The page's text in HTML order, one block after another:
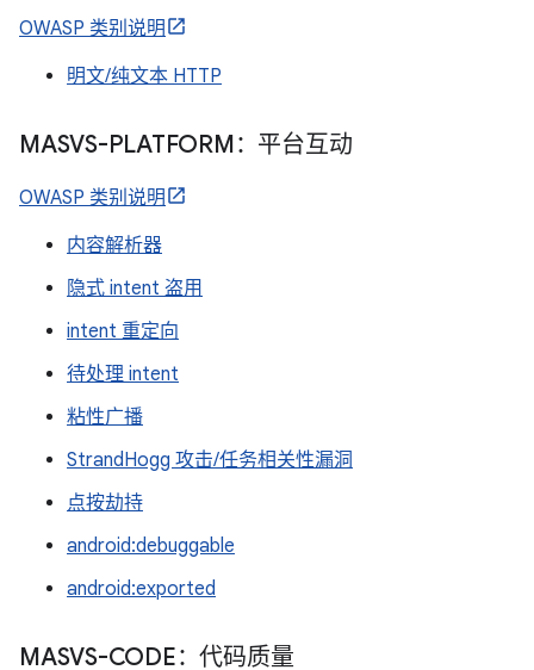
OWASP 类别说明
明文/纯文本 HTTP
MASVS-PLATFORM：平台互动
OWASP 类别说明
内容解析器
隐式 intent 盗用
intent 重定向
待处理 intent
粘性广播
StrandHogg 攻击/任务相关性漏洞
点按劫持
android:debuggable
android:exported
MASVS-CODE：代码质量